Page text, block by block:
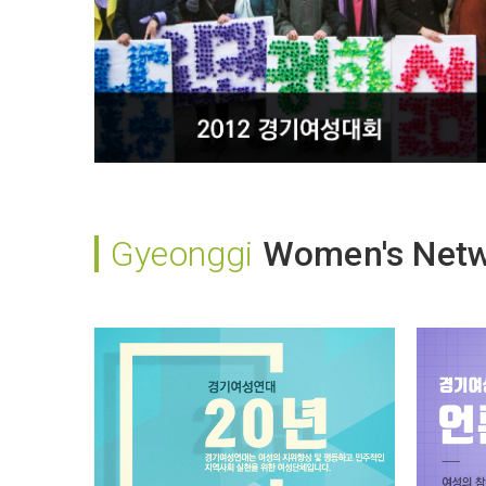
Gyeonggi Women's